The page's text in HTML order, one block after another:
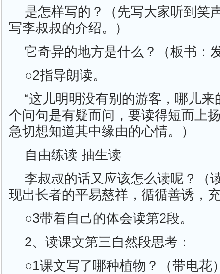
是怎样写的？（先写大家听到笑
写李叔叔的介绍。）
它奇异的地方是什么？（板书：
○2指导朗读。
“这儿明明没有别的游客，哪儿来
个问句是有疑而问，要读得短而上
急切想知道其中缘由的心情。）
自由练读 抽生读
李叔叔的话又应该怎么读呢？（
现出长者的平易慈祥，循循善诱，
○3带着自己的体会读第2段。
2、读课文第三自然段思考：
○1课文写了哪种植物？（带电花